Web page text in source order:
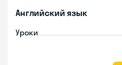
Английский язык
Уроки